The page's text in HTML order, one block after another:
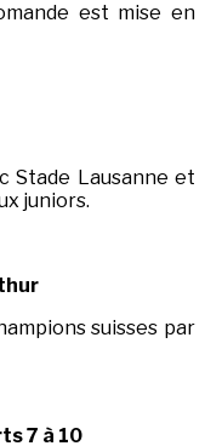
est mise en
Stade Lausanne et
juniors.
suisses par
7 à 10